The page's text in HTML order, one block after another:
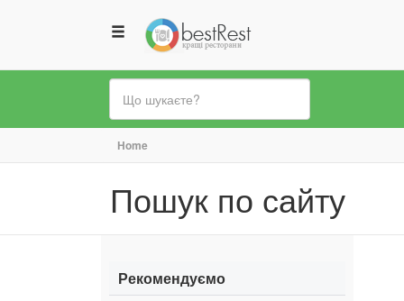
Ви
є
тут
Home
Пошук по сайту
Рекомендуємо